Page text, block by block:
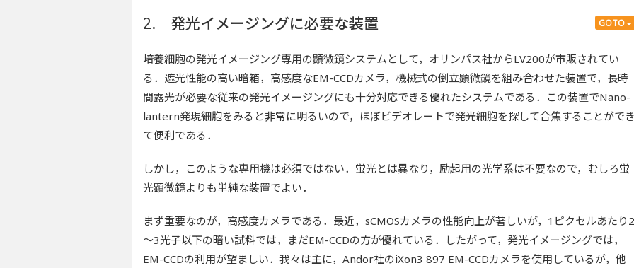
GOTO
2. 発光イメージングに必要な装置
培養細胞の発光イメージング専用の顕微鏡システムとして，オリンパス社からLV200が市販されてい
る．遮光性能の高い暗箱，高感度なEM-CCDカメラ，機械式の倒立顕微鏡を組み合わせた装置で，長時
間露光が必要な従来の発光イメージングにも十分対応できる優れたシステムである．この装置でNano-
lantern発現細胞をみると非常に明るいので，ほぼビデオレートで発光細胞を探して合焦することがで
て便利である．
しかし，このような専用機は必須ではない．蛍光とは異なり，励起用の光学系は不要なので，むしろ蛍
光顕微鏡よりも単純な装置でよい．
まず重要なのが，高感度カメラである．最近，sCMOSカメラの性能向上が著しいが，1ピクセルあたり2
～3光子以下の暗い試料では，まだEM-CCDの方が優れている．したがって，発光イメージングでは，
EM-CCDの利用が望ましい．我々は主に，Andor社のiXon3 897 EM-CCDカメラを使用しているが，他